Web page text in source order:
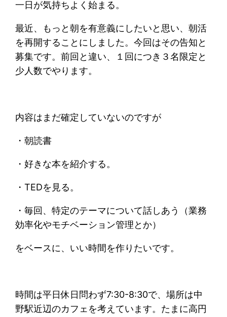
一日が気持ちよく始まる。
最近、もっと朝を有意義にしたいと思い、朝活
を再開することにしました。今回はその告知と
募集です。前回と違い、１回につき３名限定と
少人数でやります。
内容はまだ確定していないのですが
・朝読書
・好きな本を紹介する。
・TEDを見る。
・毎回、特定のテーマについて話しあう（業務
効率化やモチベーション管理とか）
をベースに、いい時間を作りたいです。
時間は平日休日問わず7:30-8:30で、場所は中
野駅近辺のカフェを考えています。たまに高円